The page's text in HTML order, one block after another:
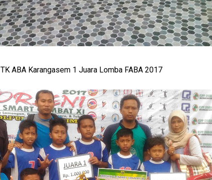
TK ABA Karangasem 1 Juara Lomba FABA 2017